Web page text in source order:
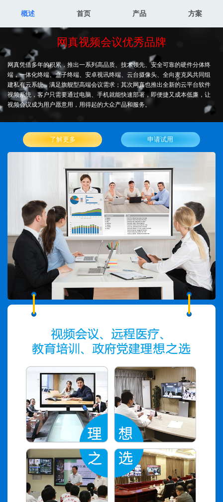
概述 首页 产品 方案
网真视频会议优秀品牌
网真凭借多年的积累，推出一系列高品质、技术领先、安全可靠的硬件分体终
端，一体化终端、盒子终端、安卓视讯终端、云台摄像头、全向麦克风共同组
建私有云系统，满足旗舰型高端会议需求；其次网真也推出全新的云平台软件
视频系统，客户只需要通过电脑、手机就能快速部署，即便捷又成本低廉，让
视频会议成为用户愿意用，用得起的大众产品和服务。
了解更多 申请试用